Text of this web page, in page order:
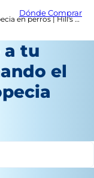
Dónde Comprar
| Hill's Pet Colombia
a tu
el